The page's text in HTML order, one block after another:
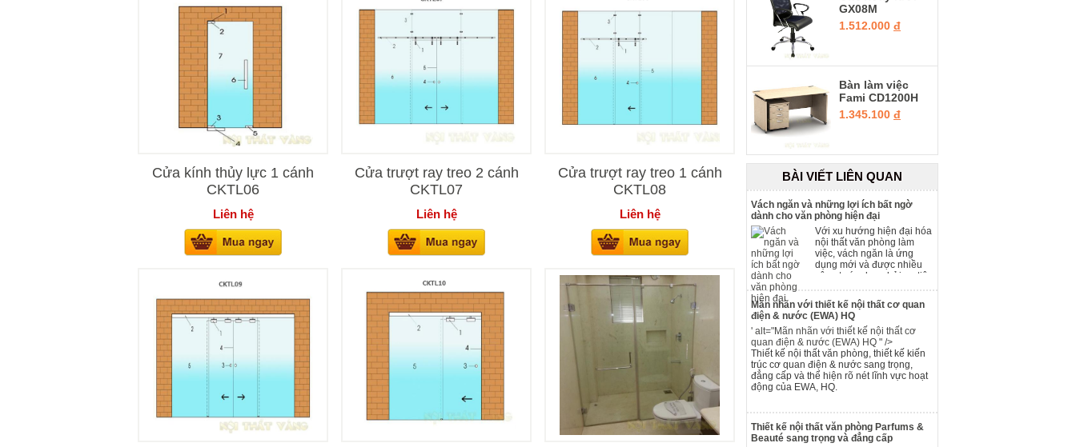
Cửa kính thủy lực 1 cánh
CKTL06
Liên hệ
Cửa trượt ray treo 2 cánh
CKTL07
Liên hệ
Cửa trượt ray treo 1 cánh
CKTL08
Liên hệ
GX08M
1.512.000 đ
Bàn làm việc
Fami CD1200H
1.345.100 đ
BÀI VIẾT LIÊN QUAN
Vách ngăn và những lợi ích bất ngờ
dành cho văn phòng hiện đại
Với xu hướng hiện đại hóa
nội thất văn phòng làm
việc, vách ngăn là ứng
dụng mới và được nhiều
công ty áp dụng bởi sự tiện
lợi đầy chuyên nghiệp mà
sản phẩm đem lại.
Mãn nhãn với thiết kế nội thất cơ quan
điện & nước (EWA) HQ
' alt="Mãn nhãn với thiết kế nội thất cơ
quan điện & nước (EWA) HQ " />
Thiết kế nội thất văn phòng, thiết kế kiến
trúc cơ quan điện & nước sang trọng,
đẳng cấp và thể hiện rõ nét lĩnh vực hoạt
động của EWA, HQ.
Thiết kế nội thất văn phòng Parfums &
Beauté sang trọng và đẳng cấp